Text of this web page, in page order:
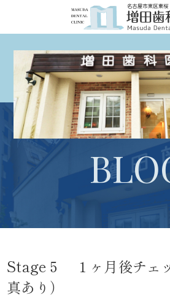
Stage５ １ヶ月後チェ
真あり）